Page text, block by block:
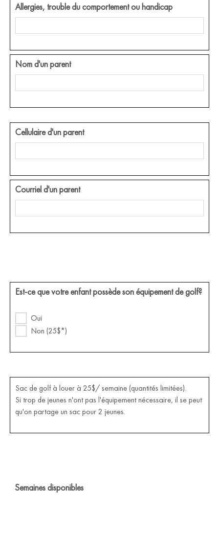
Allergies, trouble du comportement ou handicap
Nom d'un parent
Cellulaire d'un parent
Courriel d'un parent
Est-ce que votre enfant possède son équipement de golf?
Oui
Non (25$*)
Sac de golf à louer à 25$/ semaine (quantités limitées).
Si trop de jeunes n'ont pas l'équipement nécessaire, il se peut
qu'on partage un sac pour 2 jeunes.
Semaines disponibles